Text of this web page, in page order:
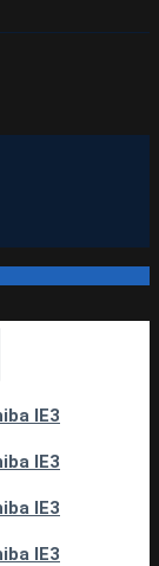
IE3
IE3
IE3
IE3